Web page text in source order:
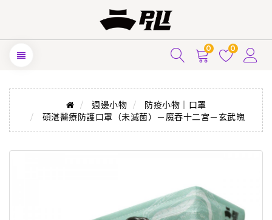
0 0
週邊小物
防疫小物｜口罩
碩湛醫療防護口罩（未滅菌）－魔吞十二宮－玄武魄